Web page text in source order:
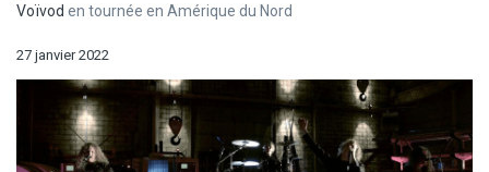
Voïvod en tournée en Amérique du Nord
27 janvier 2022